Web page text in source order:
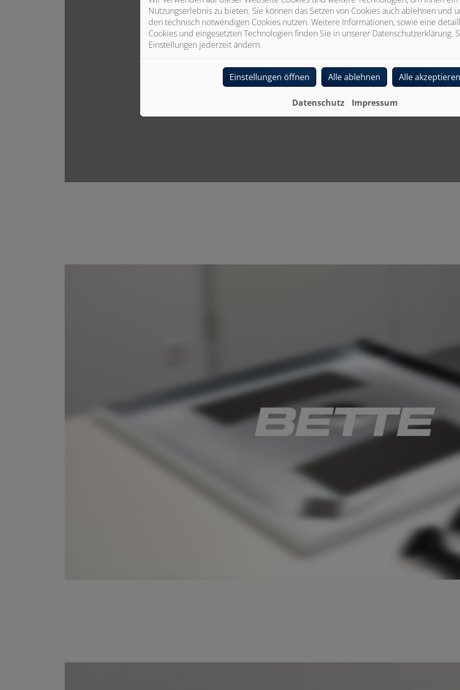
Nutzungserlebnis zu bieten. Sie können das Setzen von Cookies auch ablehnen und
den technisch notwendigen Cookies nutzen. Weitere Informationen, sowie eine
Cookies und eingesetzten Technologien finden Sie in unserer Datenschutzerklärung.
Einstellungen jederzeit ändern.
Einstellungen öffnen Alle ablehnen Alle akzeptieren
Datenschutz Impressum